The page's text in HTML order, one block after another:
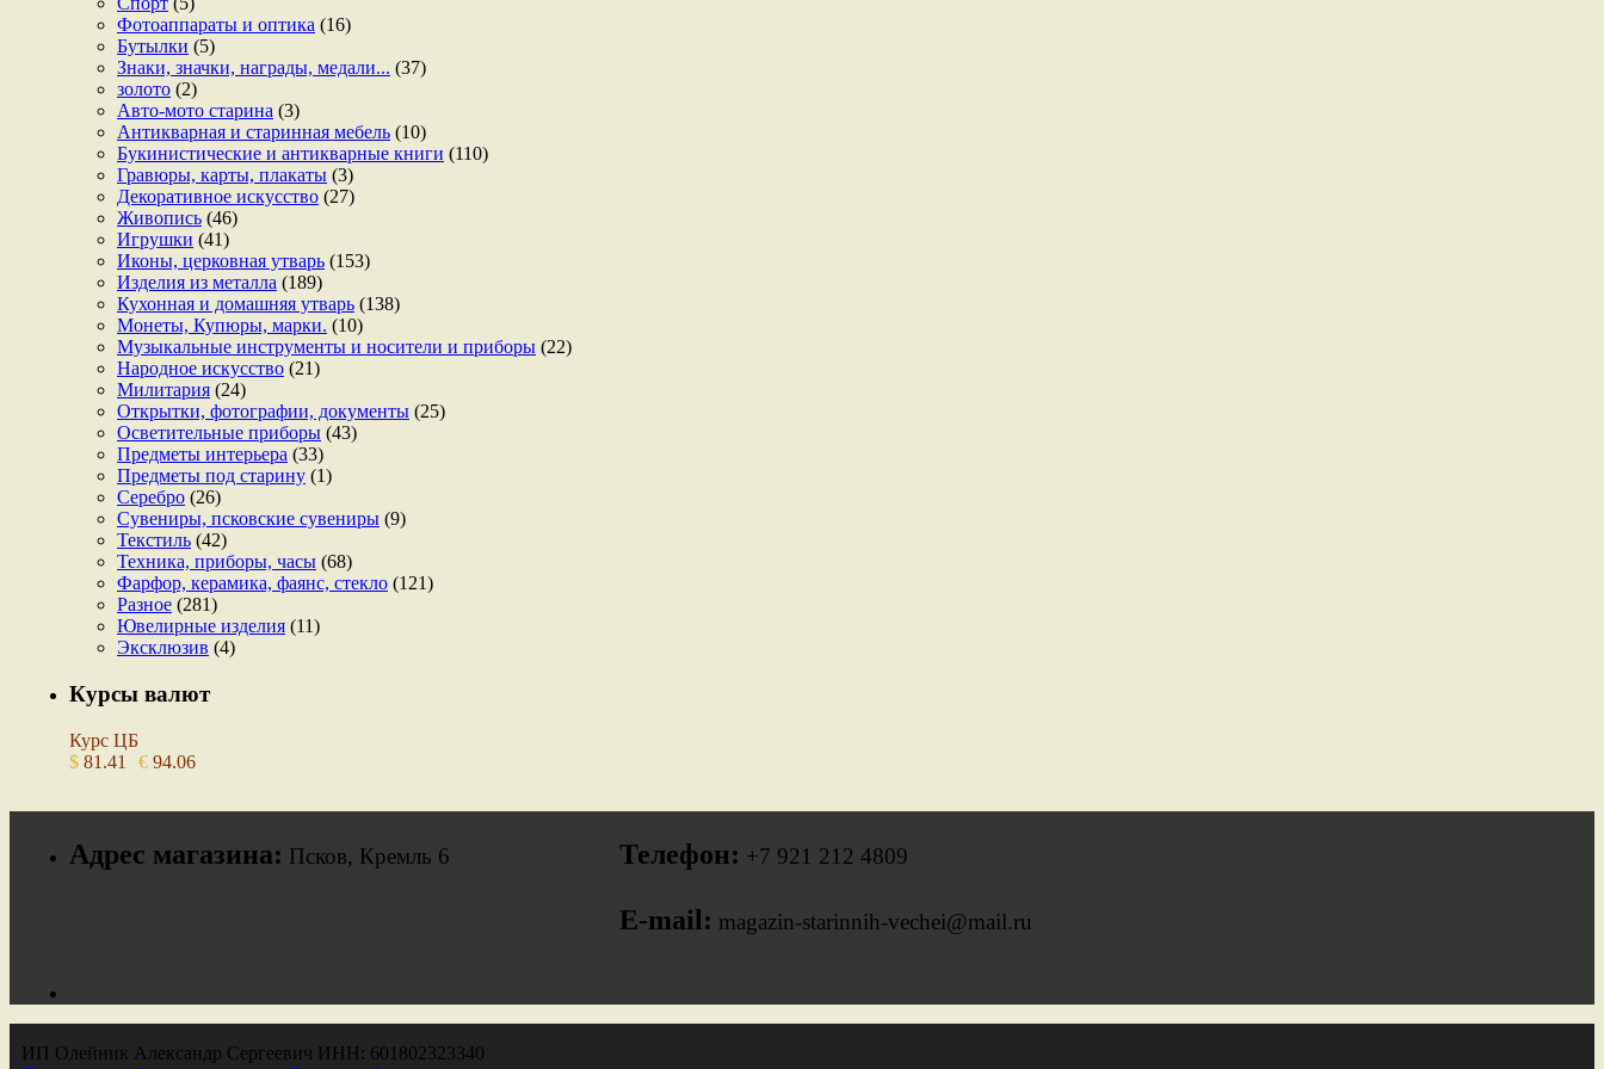
Фотоаппараты и оптика (16)
Бутылки (5)
Знаки, значки, награды, медали... (37)
золото (2)
Авто-мото старина (3)
Антикварная и старинная мебель (10)
Букинистические и антикварные книги (110)
Гравюры, карты, плакаты (3)
Декоративное искусство (27)
Живопись (46)
Игрушки (41)
Иконы, церковная утварь (153)
Изделия из металла (189)
Кухонная и домашняя утварь (138)
Монеты, Купюры, марки. (10)
Музыкальные инструменты и носители и приборы (22)
Народное искусство (21)
Милитария (24)
Открытки, фотографии, документы (25)
Осветительные приборы (43)
Предметы интерьера (33)
Предметы под старину (1)
Серебро (26)
Сувениры, псковские сувениры (9)
Текстиль (42)
Техника, приборы, часы (68)
Фарфор, керамика, фаянс, стекло (121)
Разное (281)
Ювелирные изделия (11)
Эксклюзив (4)
Курсы валют
Курс ЦБ
$ 81.41 € 94.06
Адрес магазина: Псков, Кремль 6 Телефон: +7 921 212 4809
E-mail: magazin-starinnih-vechei@mail.ru
ИП Олейник Александр Сергеевич ИНН: 601802323340